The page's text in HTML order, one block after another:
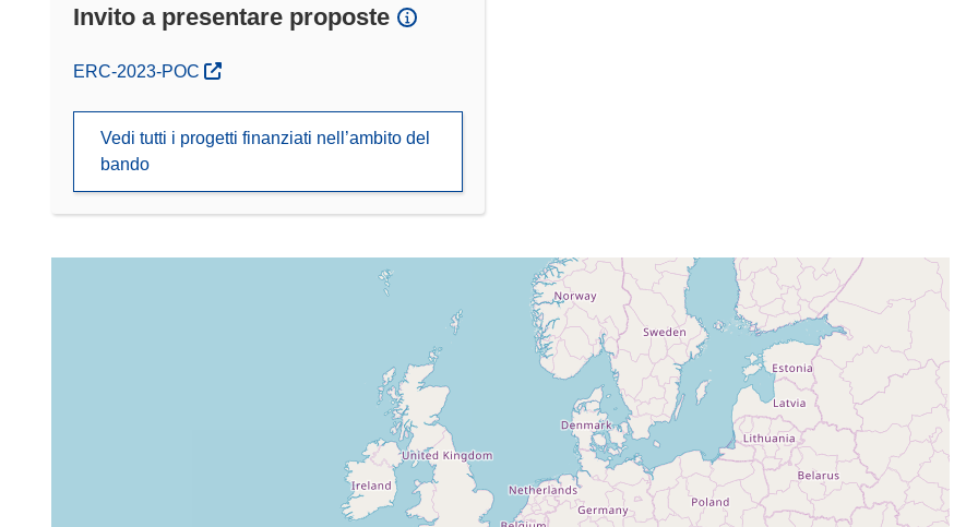
Invito a presentare proposte
(si apre in una nuova finestra)
ERC-2023-POC
Vedi tutti i progetti finanziati nell’ambito del
bando